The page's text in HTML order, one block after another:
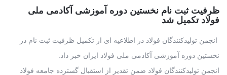
ظرفیت ثبت نام نخستین دوره آموزشی آکادمی ملی
فولاد تکمیل شد
انجمن تولیدکنندگان فولاد در اطلاعیه ای از تکمیل ظرفیت ثبت نام در
نخستین دوره آموزشی آکادمی ملی فولاد ایران خبر داد.
انجمن تولیدکنندگان فولاد ضمن تقدیر از استقبال گسترده جامعه فولاد